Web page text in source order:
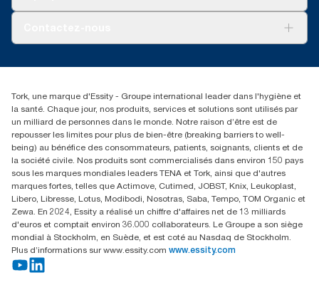
+216 71 11 60 00
52 Rue 8601 ZI CHARGUIA 1
BP194.Tunis, Tunisie
Tork, une marque d'Essity - Groupe international leader dans l'hygiène et
la santé. Chaque jour, nos produits, services et solutions sont utilisés par
un milliard de personnes dans le monde. Notre raison d’être est de
repousser les limites pour plus de bien-être (breaking barriers to well-
being) au bénéfice des consommateurs, patients, soignants, clients et de
la société civile. Nos produits sont commercialisés dans environ 150 pays
sous les marques mondiales leaders TENA et Tork, ainsi que d'autres
marques fortes, telles que Actimove, Cutimed, JOBST, Knix, Leukoplast,
Libero, Libresse, Lotus, Modibodi, Nosotras, Saba, Tempo, TOM Organic et
Zewa. En 2024, Essity a réalisé un chiffre d'affaires net de 13 milliards
d'euros et comptait environ 36.000 collaborateurs. Le Groupe a son siège
mondial à Stockholm, en Suède, et est coté au Nasdaq de Stockholm.
Plus d’informations sur www.essity.com www.essity.com